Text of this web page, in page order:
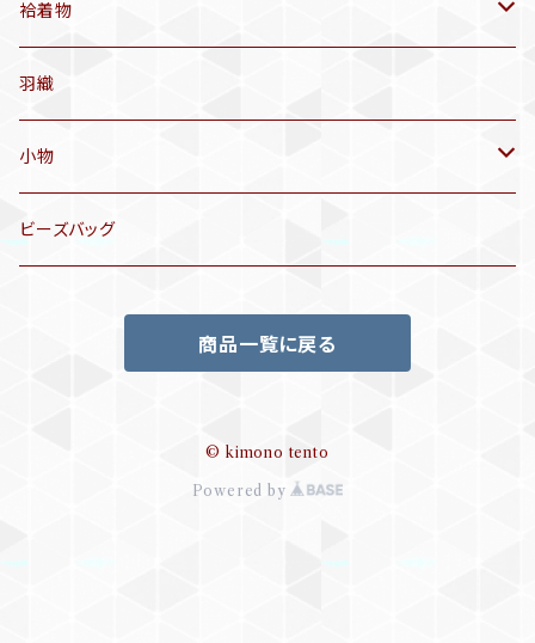
アンティーク仕立てかえ帯
名古屋帯
洒落袋帯
袋帯
袷着物
アンティーク着物
リサイクル着物
訪問着、付下げ、色無地
リサイクル色無地
羽織
小物
帯揚げ
ビーズバッグ
商品一覧に戻る
© kimono tento
Powered by